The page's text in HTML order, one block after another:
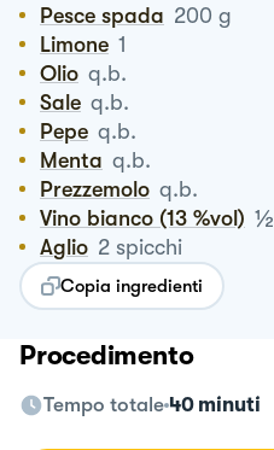
Pesce spada 200 g
Limone 1
Olio q.b.
Sale q.b.
Pepe q.b.
Menta q.b.
Prezzemolo q.b.
Vino bianco (13 %vol) ½
Aglio 2 spicchi
Copia ingredienti
Procedimento
Tempo totale 40 minuti